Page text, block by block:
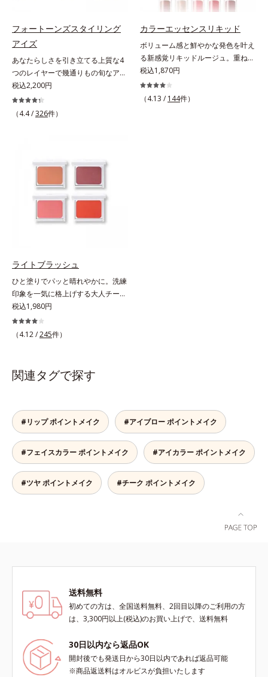
フォートーンズスタイリング
アイズ
あなたらしさを引き立てる上質な4
つのレイヤーで幾通りもの旬なアイ
メイクが叶う。上質なテクスチャー
と多様なカラーリングで、似合うを
知る＆楽しさを引き出す、4色のア
単に印象的な目元が完成します。2
印象的に。4色全部使えば可能性は
無限大。もちろん単色使いもOK！
イヤーで、幾通りもの旬なアイメイ
税込2,200円
（4.4 /326件）
カラーエッセンスリキッド
ボリューム感と鮮やかな発色を叶え
る新感覚リキッドルージュ。重ねる
ほど、鮮やかにボリューミーに。1
本で美しい仕上がりを叶えるリキッ
ドルージュです。唇の凹凸を均一に
税込1,870円
（4.13 / 144件）
ライトブラッシュ
ひと塗りでパッと晴れやかに。洗練
印象を一気に格上げする大人チーク
の決定版 。くすみを払って美肌に
見せ、透け感のある自然な色づきで
イキイキした表情が際立つチークで
ヒミツは、特殊加工パール。表面を
コーティングして光の正反射を抑
チークでありながらうるおいをもた
らし、肌とのフィット感がUP。ひ
と塗りでパッと晴れやかな表情に格
上げするカラーが長持ちします。
税込1,980円
（4.12 /245件）
関連タグで探す
#リップ ポイントメイク #アイブロー ポイントメイク
#フェイスカラー ポイントメイク #アイカラー ポイントメイク
#ツヤ ポイントメイク #チーク ポイントメイク
送料無料
初めての方は、全国送料無料、2回目以降のご利用の方
は、3,300円以上(税込)のお買い上げで、送料無料
30日以内なら返品OK
開封後でも発送日から30日以内であれば返品可能
※商品返送料はオルビスが負担いたします